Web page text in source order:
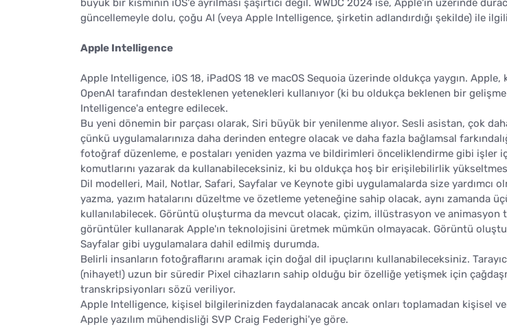
güncellemeyle dolu, çoğu AI (veya Apple Intelligence, şirketin adlandırdığı şekilde) ile
Apple Intelligence
Apple Intelligence, iOS 18, iPadOS 18 ve macOS Sequoia üzerinde oldukça yaygın.
OpenAI tarafından desteklenen yetenekleri kullanıyor (ki bu oldukça beklenen bir
Intelligence'a entegre edilecek.
Bu yeni dönemin bir parçası olarak, Siri büyük bir yenilenme alıyor. Sesli asistan, çok
çünkü uygulamalarınıza daha derinden entegre olacak ve daha fazla bağlamsal
fotoğraf düzenleme, e postaları yeniden yazma ve bildirimleri önceliklendirme gibi işler
komutlarını yazarak da kullanabileceksiniz, ki bu oldukça hoş bir erişilebilirlik
Dil modelleri, Mail, Notlar, Safari, Sayfalar ve Keynote gibi uygulamalarda size yardımcı
yazma, yazım hatalarını düzeltme ve özetleme yeteneğine sahip olacak, aynı zamanda
kullanılabilecek. Görüntü oluşturma da mevcut olacak, çizim, illüstrasyon ve animasyon
görüntüler kullanarak Apple'ın teknolojisini üretmek mümkün olmayacak. Görüntü
Sayfalar gibi uygulamalara dahil edilmiş durumda.
Belirli insanların fotoğraflarını aramak için doğal dil ipuçlarını kullanabileceksiniz.
(nihayet!) uzun bir süredir Pixel cihazların sahip olduğu bir özelliğe yetişmek için
transkripsiyonları sözü veriliyor.
Apple Intelligence, kişisel bilgilerinizden faydalanacak ancak onları toplamadan kişisel
Apple yazılım mühendisliği SVP Craig Federighi'ye göre.